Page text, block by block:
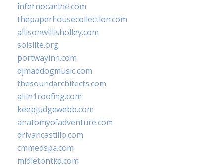
infernocanine.com
thepaperhousecollection.com
allisonwillisholley.com
solslite.org
portwayinn.com
djmaddogmusic.com
thesoundarchitects.com
allin1roofing.com
keepjudgewebb.com
anatomyofadventure.com
drivancastillo.com
cmmedspa.com
midletontkd.com